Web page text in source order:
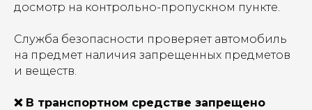
досмотр на контрольно-пропускном пункте.
Служба безопасности проверяет автомобиль
на предмет наличия запрещенных предметов
и веществ.
❌ В транспортном средстве запрещено